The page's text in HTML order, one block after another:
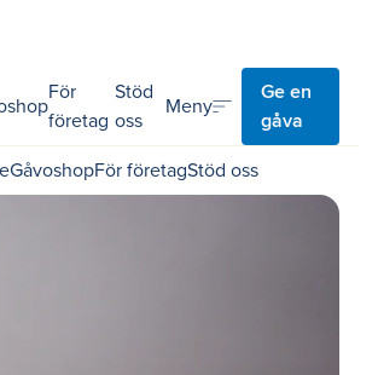
För
företag
Stöd
oss
Menysort
Ge en
gåva
GåvoshopFör företagStöd oss